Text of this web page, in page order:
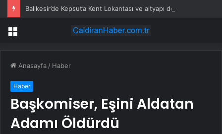
Balıkesir’de Kepsut’a Kent Lokantası ve altyapı desteği
Menü
Anasayfa / Haber
Haber
Başkomiser, Eşini Aldatan
Adamı Öldürdü